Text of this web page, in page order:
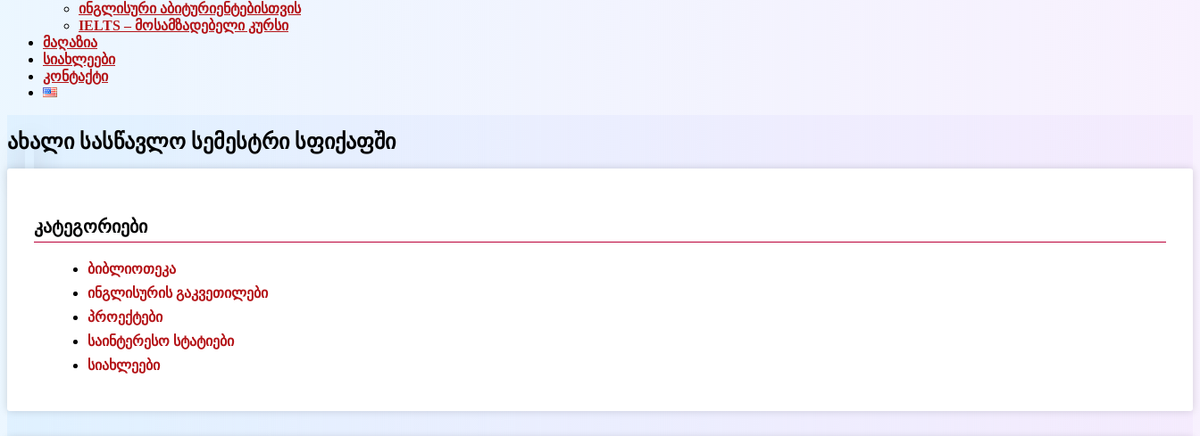
ინგლისური აბიტურიენტებისთვის
IELTS – მოსამზადებელი კურსი
მაღაზია
სიახლეები
კონტაქტი
ახალი სასწავლო სემესტრი სფიქაფში
კატეგორიები
ბიბლიოთეკა
ინგლისურის გაკვეთილები
პროექტები
საინტერესო სტატიები
სიახლეები